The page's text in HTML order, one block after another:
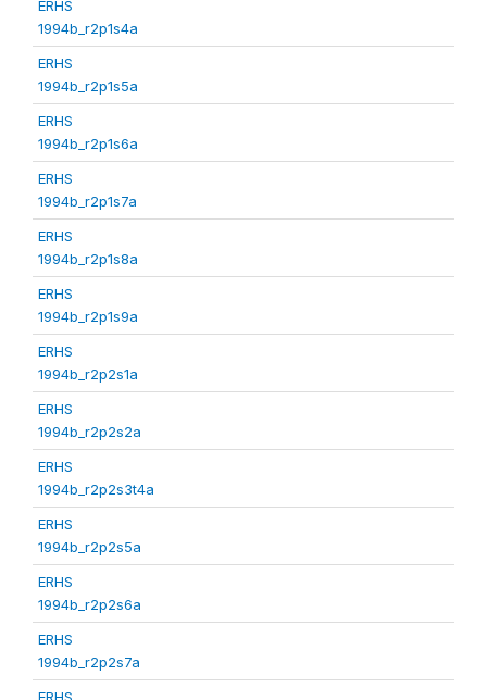
ERHS
1994b_r2p1s4a
ERHS
1994b_r2p1s5a
ERHS
1994b_r2p1s6a
ERHS
1994b_r2p1s7a
ERHS
1994b_r2p1s8a
ERHS
1994b_r2p1s9a
ERHS
1994b_r2p2s1a
ERHS
1994b_r2p2s2a
ERHS
1994b_r2p2s3t4a
ERHS
1994b_r2p2s5a
ERHS
1994b_r2p2s6a
ERHS
1994b_r2p2s7a
ERHS